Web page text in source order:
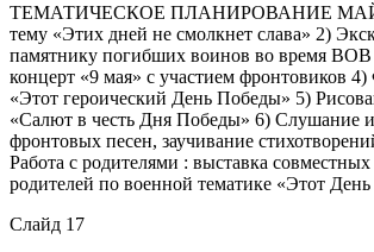
ТЕМАТИЧЕСКОЕ ПЛАНИРОВАНИЕ МАЙ
тему «Этих дней не смолкнет слава» 2)
памятнику погибших воинов во время
концерт «9 мая» с участием фронтовиков
«Этот героический День Победы» 5)
«Салют в честь Дня Победы» 6) Слушание
фронтовых песен, заучивание
Работа с родителями : выставка
родителей по военной тематике «Этот
Слайд 17